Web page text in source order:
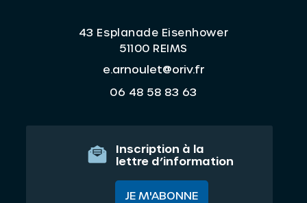
43 Esplanade Eisenhower
51100 REIMS
e.arnoulet@oriv.fr
06 48 58 83 63
Inscription à la
lettre d’information
JE M'ABONNE